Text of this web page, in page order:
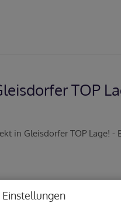
TOP
Einstellungen